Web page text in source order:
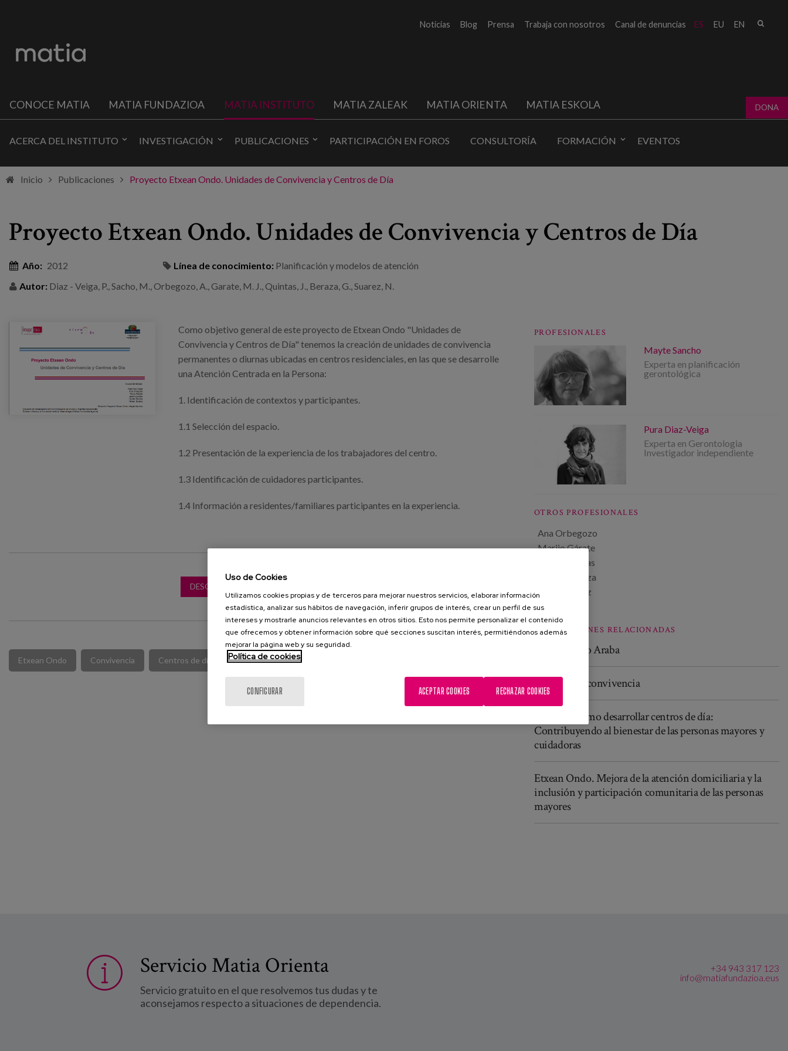
ES EU EN
Noticias Blog Prensa Trabaja con nosotros Canal de denuncias
CONOCE MATIA MATIA FUNDAZIOA MATIA INSTITUTO MATIA ZALEAK MATIA ORIENTA MATIA ESKOLA DONA
ACERCA DEL INSTITUTO INVESTIGACIÓN PUBLICACIONES PARTICIPACIÓN EN FOROS CONSULTORÍA FORMACIÓN EVENTOS
Inicio Publicaciones Proyecto Etxean Ondo. Unidades de Convivencia y Centros de Día
Proyecto Etxean Ondo. Unidades de Convivencia y Centros de Día
Año: 2012 Línea de conocimiento: Planificación y modelos de atención
Autor: Diaz - Veiga, P., Sacho, M., Orbegozo, A., Garate, M. J., Quintas, J., Beraza, G., Suarez, N.
Como objetivo general de este proyecto de Etxean Ondo "Unidades de
Convivencia y Centros de Día" tenemos la creación de unidades de convivencia
permanentes o diurnas ubicadas en centros residenciales, en las que se desarrolle
una Atención Centrada en la Persona:
1. Identificación de contextos y participantes.
1.1 Selección del espacio.
1.2 Presentación de la experiencia de los trabajadores del centro.
1.3 Identificación de cuidadores participantes.
1.4 Información a residentes/familiares participantes en la experiencia.
DESCARGAR PUBLICACIÓN COMPLETA
Etxean Ondo Convivencia Centros de día
PROFESIONALES
Mayte Sancho
Experta en planificación
gerontológica
Pura Diaz-Veiga
Experta en Gerontologia
Investigador independiente
OTROS PROFESIONALES
Ana Orbegozo
Marijo Gárate
Javier Quintas
Gurutz Beraza
Nerea Suarez
PUBLICACIONES RELACIONADAS
Etxean Ondo Araba
Modelos de convivencia
Por qué y cómo desarrollar centros de día:
Contribuyendo al bienestar de las personas mayores y
cuidadoras
Etxean Ondo. Mejora de la atención domiciliaria y la
inclusión y participación comunitaria de las personas
mayores
Servicio Matia Orienta
Servicio gratuito en el que resolvemos tus dudas y te
aconsejamos respecto a situaciones de dependencia.
+34 943 317 123
info@matiafundazioa.eus
Uso de Cookies
Utilizamos cookies propias y de terceros para mejorar nuestros servicios, elaborar información
estadística, analizar sus hábitos de navegación, inferir grupos de interés, crear un perfil de sus
intereses y mostrarle anuncios relevantes en otros sitios. Esto nos permite personalizar el contenido
que ofrecemos y obtener información sobre qué secciones suscitan interés, permitiéndonos además
mejorar la página web y su seguridad.
Política de cookies
CONFIGURAR RECHAZAR COOKIES
ACEPTAR COOKIES